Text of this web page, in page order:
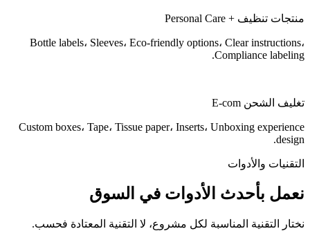
منتجات تنظيف + Personal Care
Bottle labels، Sleeves، Eco-friendly options، Clear instructions،
Compliance labeling.
تغليف الشحن E-com
Custom boxes، Tape، Tissue paper، Inserts، Unboxing experience
design.
التقنيات والأدوات
نعمل بأحدث الأدوات في السوق
نختار التقنية المناسبة لكل مشروع، لا التقنية المعتادة فحسب.